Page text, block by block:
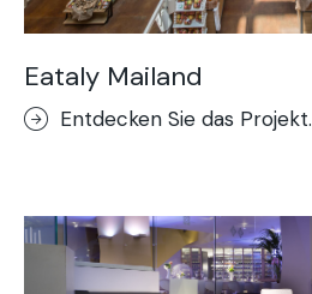
Eataly Mailand
Entdecken Sie das Projekt.